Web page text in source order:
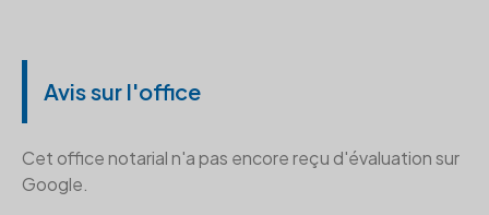
Avis sur l'office
Cet office notarial n'a pas encore reçu d'évaluation sur
Google.